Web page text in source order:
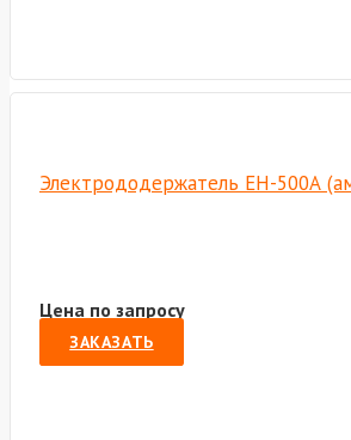
Электрододержатель EH-500А
Цена по запросу
ЗАКАЗАТЬ